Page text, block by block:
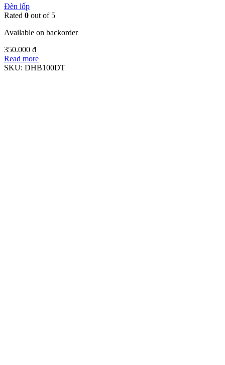
Đèn lốp
Rated 0 out of 5
Available on backorder
350.000 ₫
Read more
SKU: DHB100DT